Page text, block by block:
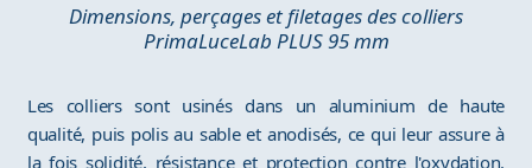
Dimensions, perçages et filetages des colliers
PrimaLuceLab PLUS 95 mm
Les colliers sont usinés dans un aluminium de haute
qualité, puis polis au sable et anodisés, ce qui leur assure à
la fois solidité, résistance et protection contre l'oxydation.